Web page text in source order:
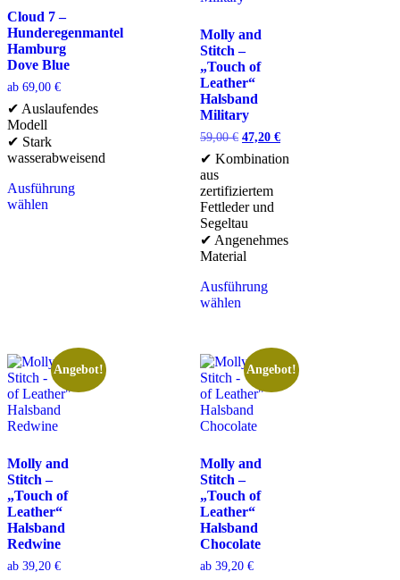
Cloud 7 –
Hunderegenmantel
Hamburg
Dove Blue
ab 69,00 €
✔ Auslaufendes
Modell
✔ Stark
wasserabweisend
Ausführung
wählen
Molly and
Stitch –
„Touch of
Leather“
Halsband
Military
59,00€ 47,20 €
✔ Kombination
aus
zertifiziertem
Fettleder und
Segeltau
✔ Angenehmes
Material
Ausführung
wählen
Angebot!
Molly and
Stitch –
„Touch of
Leather“
Halsband
Redwine
ab 39,20 €
Angebot!
Molly and
Stitch –
„Touch of
Leather“
Halsband
Chocolate
ab 39,20 €